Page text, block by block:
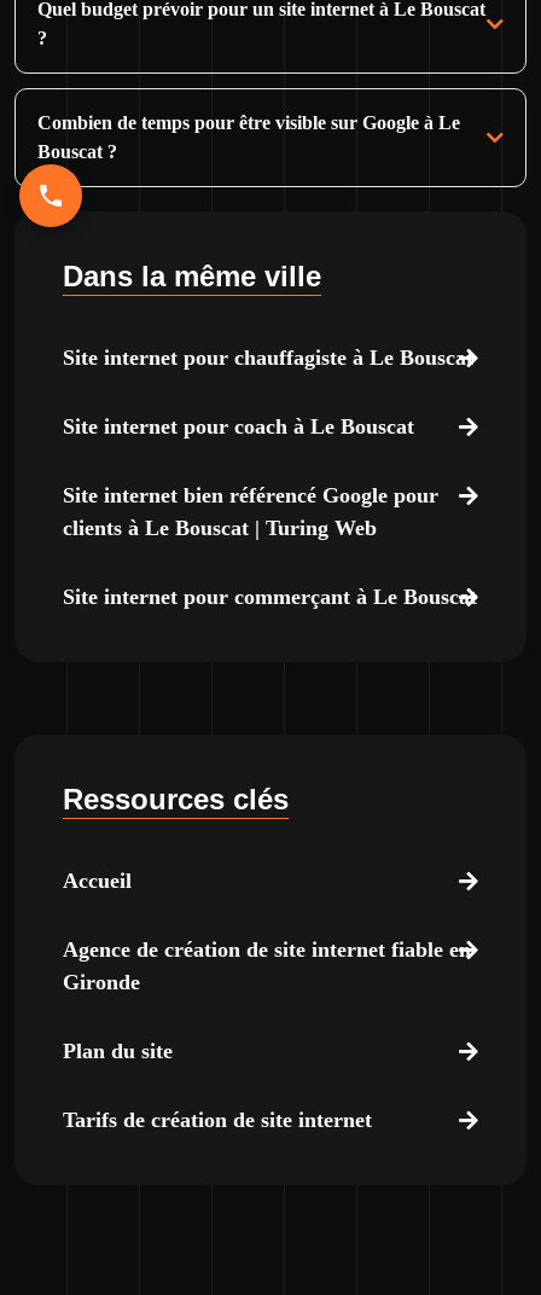
Quel budget prévoir pour un site internet à Le Bouscat
?
Combien de temps pour être visible sur Google à Le
Bouscat ?
Dans la même ville
Site internet pour chauffagiste à Le Bouscat
Site internet pour coach à Le Bouscat
Site internet bien référencé Google pour
clients à Le Bouscat | Turing Web
Site internet pour commerçant à Le Bouscat
Ressources clés
Accueil
Agence de création de site internet fiable en
Gironde
Plan du site
Tarifs de création de site internet